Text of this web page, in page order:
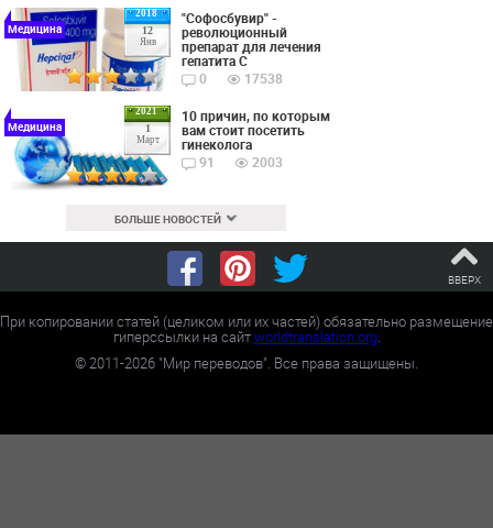
2018
12
Янв
Медицина
"Софосбувир" -
революционный
препарат для лечения
гепатита С
0
17538
2021
1
Март
Медицина
10 причин, по которым
вам стоит посетить
гинеколога
91
2003
БОЛЬШЕ НОВОСТЕЙ
ВВЕРХ
При копировании статей (целиком или их частей) обязательно размещение
гиперссылки на сайтworldtranslation.org.
©2011-2026 "Мир переводов". Все права защищены.